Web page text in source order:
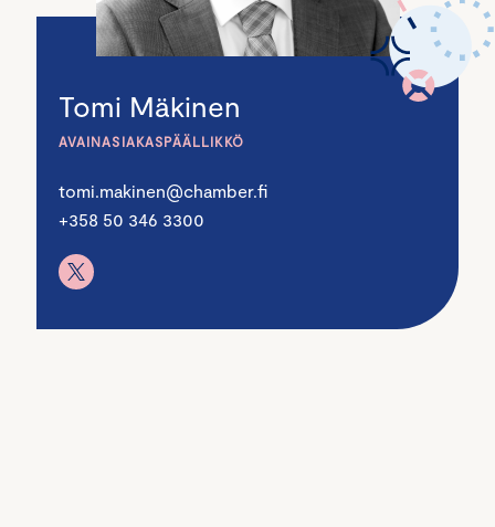
Tomi Mäkinen
AVAINASIAKASPÄÄLLIKKÖ
tomi.makinen@chamber.fi
+358 50 346 3300